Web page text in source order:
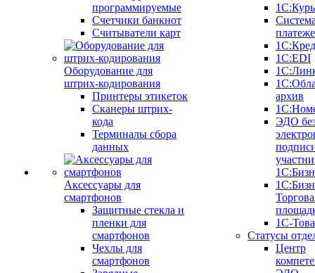
программируемые
Счетчики банкнот
Считыватели карт
Оборудование для
штрих-кодирования
Принтеры этикеток
Сканеры штрих-
кода
Терминалы сбора
данных
Аксессуары для
смартфонов
Защитные стекла и
пленки для
смартфонов
Чехлы для
смартфонов
1С:EDI
архив
ЭДО
1С-
Статусы
Центр